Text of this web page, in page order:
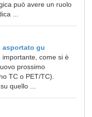
può avere un ruolo
...
asportato gu
come si è
prossimo
TC o PET/TC).
quello ...